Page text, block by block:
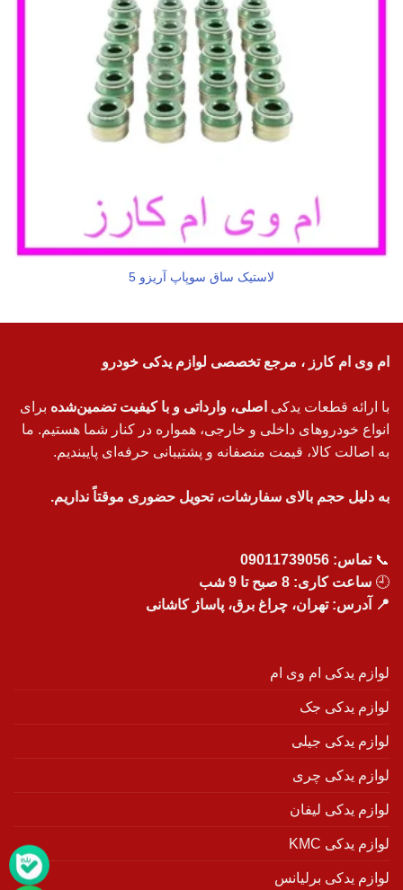
لاستیک ساق سوپاپ آریزو 5
ام وی ام کارز ، مرجع تخصصی لوازم یدکی خودرو
با ارائه قطعات یدکی اصلی، وارداتی و با کیفیت تضمین‌شده برای
انواع خودروهای داخلی و خارجی، همواره در کنار شما هستیم. ما
به اصالت کالا، قیمت منصفانه و پشتیبانی حرفه‌ای پایبندیم.
به دلیل حجم بالای سفارشات، تحویل حضوری موقتاً نداریم.
📞تماس: 09011739056
🕘 ساعت کاری: 8 صبح تا 9 شب
📍 آدرس: تهران، چراغ برق، پاساژ کاشانی
لوازم یدکی ام وی ام
لوازم یدکی جک
لوازم یدکی جیلی
لوازم یدکی چری
لوازم یدکی لیفان
لوازم یدکی KMC
لوازم یدکی برلیانس